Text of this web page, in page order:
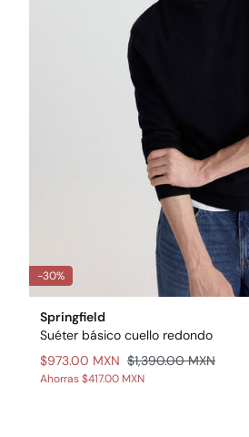
-30%
Springfield
Suéter básico cuello redondo
$973.00 MXN $1,390.00 MXN
Ahorras$417.00 MXN